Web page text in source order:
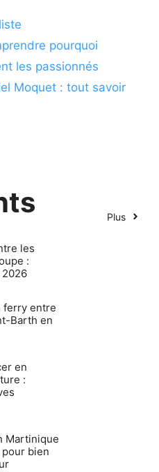
pourquoi
les passionnés
Moquet : tout savoir
Plus
les
:
ferry entre
Barth en
en
:
Martinique
bien